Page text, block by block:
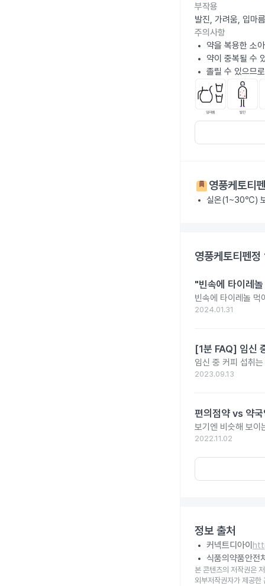
부작용
발진, 가려움, 입마
주의사항
약을 복용한 소
약이 중복될 수
졸릴 수 있으므
영풍케토티
실온(1~30℃)
영풍케토티펜
"빈속에 타이레
빈속에 타이레놀 먹
2024.01.31
[1분 FAQ] 임신
임신 중 커피 섭취
2023.09.13
편의점약 vs 약
보기엔 비슷해 보이
2022.11.02
정보 출처
커넥트디아이
식품의약품안전
본 콘텐츠의 저작권은
외부저작권자가 제공한